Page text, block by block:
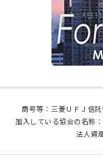
商号等：三菱ＵＦＪ信
加入している協会の名称
法人資